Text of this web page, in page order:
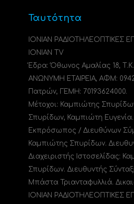
Ταυτότητα
ΙΟΝΙΑΝ ΡΑΔΙΟΤΗΛΕΟΠΤΙΚΕΣ
IONIAN TV
Έδρα: Όθωνος Αμαλίας 18,
ΑΝΩΝΥΜΗ ΕΤΑΙΡΕΙΑ, ΑΦΜ:
Πατρών, ΓΕΜΗ: 70193624000.
Μέτοχοι: Καμπιώτης
Σπυρίδων, Καμπιώτη
Εκπρόσωπος / Διευθύνων
Καμπιώτης Σπυρίδων.
Διαχειριστής Ιστοσελίδας:
Σπυρίδων. Διευθυντής
Μπάστα Τριανταφυλλιά.
ΙΟΝΙΑΝ ΡΑΔΙΟΤΗΛΕΟΠΤΙΚΕΣ